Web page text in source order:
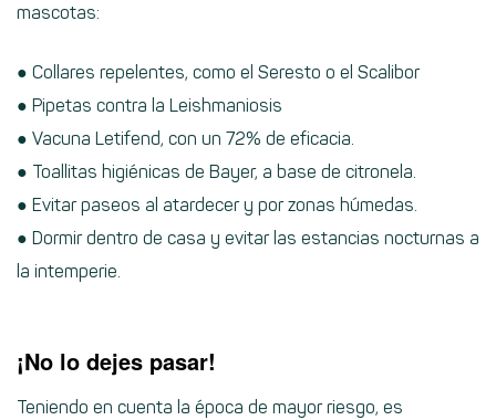
mascotas:
● Collares repelentes, como el Seresto o el Scalibor
● Pipetas contra la Leishmaniosis
● Vacuna Letifend, con un 72% de eficacia.
● Toallitas higiénicas de Bayer, a base de citronela.
● Evitar paseos al atardecer y por zonas húmedas.
● Dormir dentro de casa y evitar las estancias nocturnas a
la intemperie.
¡No lo dejes pasar!
Teniendo en cuenta la época de mayor riesgo, es